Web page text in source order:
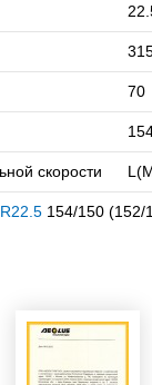
выборе?
70
скорости
154/150 (152/